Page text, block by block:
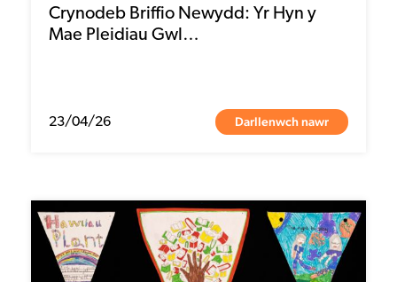
Crynodeb Briffio Newydd: Yr Hyn y
Mae Pleidiau Gwl…
23/04/26 Darllenwch nawr